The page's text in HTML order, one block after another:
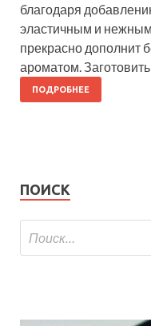
благодаря
эластичным и
прекрасно дополнит
ароматом.
ПОДРОБНЕЕ
ПОИСК